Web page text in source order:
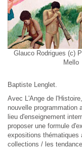
Glauco Rodrigues (c)
Mello
Baptiste Lenglet.
Avec L'Ange de
nouvelle programmation
lieu d'enseignement
proposer une formule
expositions thématiques
collections / les